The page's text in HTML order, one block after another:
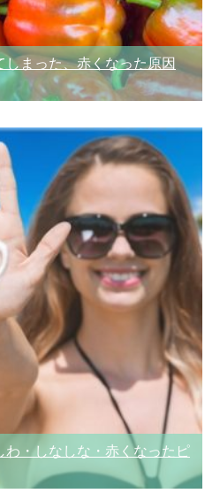
まった、赤くなった原因
わ・しなしな・赤くなったピ